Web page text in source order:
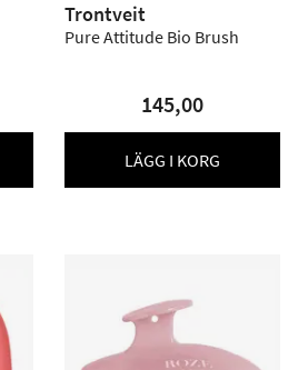
Trontveit
Pure Attitude Bio Brush
145,00
LÄGG I KORG